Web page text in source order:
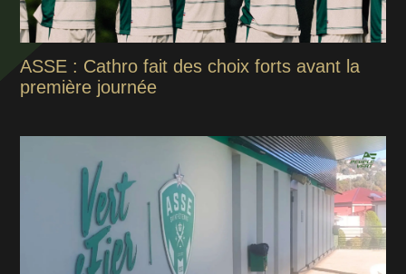
ASSE : Cathro fait des choix forts avant la
première journée